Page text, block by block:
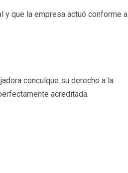
y que la empresa actuó conforme a
conculque su derecho a la
acreditada.